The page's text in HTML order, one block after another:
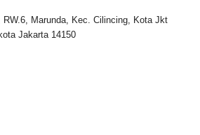
Marunda, Kec. Cilincing, Kota Jkt
Jakarta 14150